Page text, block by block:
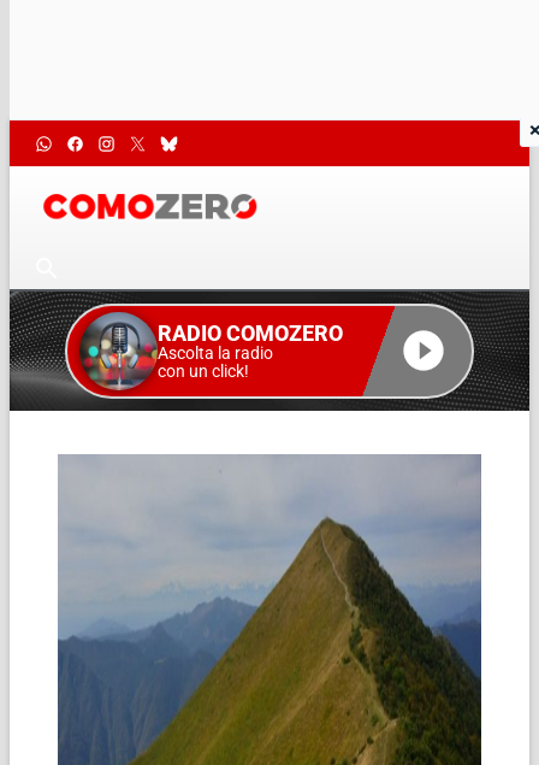
RADIO COMOZERO
Ascolta la radio
con un click!